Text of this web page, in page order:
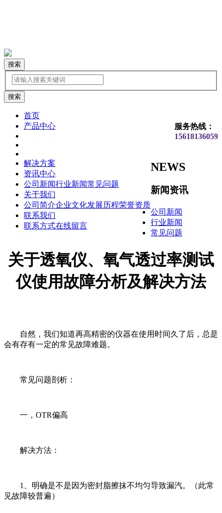
搜索
服务热线：
15618136059
首页
产品中心
解决方案
资讯中心
公司新闻行业新闻常见问题
关于我们
公司简介企业文化发展历程荣誉资质
联系我们
联系方式在线留言
NEWS
新闻资讯
公司新闻
行业新闻
常见问题
关于透氧仪、氧气透过率测试
仪使用故障分析及解决方法
自然，我们知道再高精密的仪器在使用时间久了后，总是
会有存有一定的常见故障难题。
常见问题剖析：
一，OTR偏高
解决方法：
1、明确是不是因为密封脂擦抹不均匀导致漏汽。（此常
见故障较普遍）